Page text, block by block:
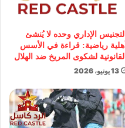
التجنيس الإداري وحده لا يُنشئ
أهلية رياضية: قراءة في الأسس
القانونية لشكوى المريخ ضد الهلال
13 يونيو، 2026